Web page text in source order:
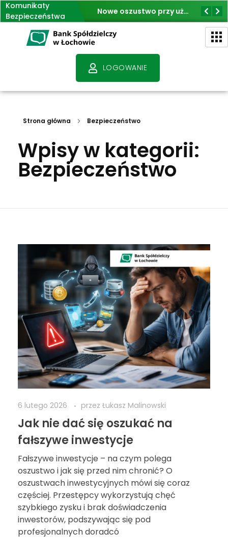
Komunikaty
Bezpieczeństwa
Nowe oszustwo przy użyciu BLIK
LOGOWANIE
Strona główna Bezpieczeństwo
Wpisy w kategorii:
Bezpieczeństwo
6 lutego 2026 przez Łukasz Malinowski
Jak nie dać się oszukać na
fałszywe inwestycje
Fałszywe inwestycje – na czym polega
oszustwo i jak się przed nim chronić? O
oszustwach inwestycyjnych mówi się coraz
częściej. Przestępcy wykorzystują chęć
szybkiego zysku i brak doświadczenia
inwestorów, podszywając się pod
profesjonalnych doradcó